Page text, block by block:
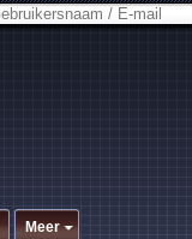
Meer